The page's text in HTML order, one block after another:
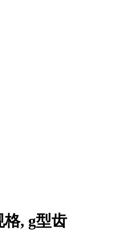
, g型齿